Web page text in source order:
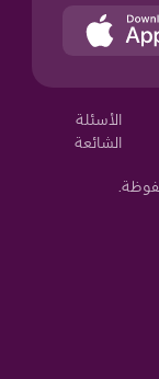
الأسئلة
الشائعة